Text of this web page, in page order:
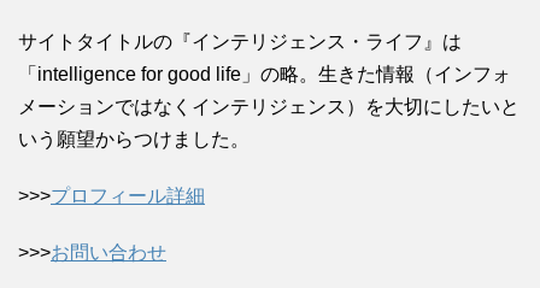
サイトタイトルの『インテリジェンス・ライフ』は
「intelligence for good life」の略。生きた情報（インフォ
メーションではなくインテリジェンス）を大切にしたいと
いう願望からつけました。
>>>プロフィール詳細
>>>お問い合わせ